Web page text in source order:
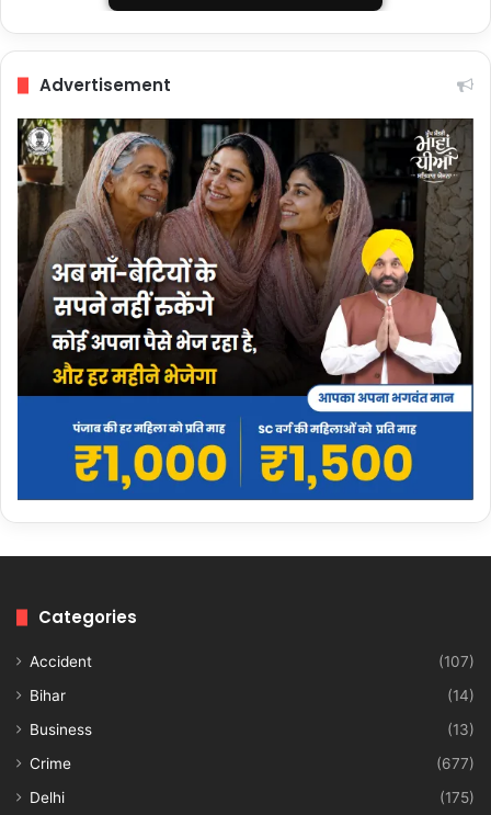
Advertisement
Categories
Accident
(107)
Bihar
(14)
Business
(13)
Crime
(677)
Delhi
(175)